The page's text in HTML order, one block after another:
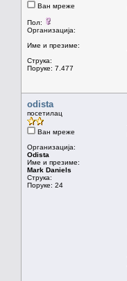
Ван мреже
Пол:
Организација:
Име и презиме:
Струка:
Поруке: 7.477
odista
посетилац
Ван мреже
Организација:
Odista
Име и презиме:
Mark Daniels
Струка:
Поруке: 24